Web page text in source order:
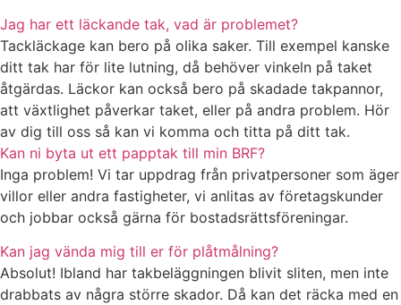
Jag har ett läckande tak, vad är problemet?
Tackläckage kan bero på olika saker. Till exempel kanske
ditt tak har för lite lutning, då behöver vinkeln på taket
åtgärdas. Läckor kan också bero på skadade takpannor,
att växtlighet påverkar taket, eller på andra problem. Hör
av dig till oss så kan vi komma och titta på ditt tak.
Kan ni byta ut ett papptak till min BRF?
Inga problem! Vi tar uppdrag från privatpersoner som äger
villor eller andra fastigheter, vi anlitas av företagskunder
och jobbar också gärna för bostadsrättsföreningar.
Kan jag vända mig till er för plåtmålning?
Absolut! Ibland har takbeläggningen blivit sliten, men inte
drabbats av några större skador. Då kan det räcka med en